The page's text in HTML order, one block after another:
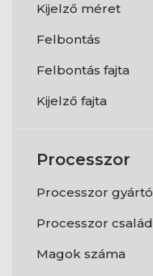
Kijelző méret
Felbontás
Felbontás fajta
Kijelző fajta
Processzor
Processzor gyártó
Processzor család
Magok száma